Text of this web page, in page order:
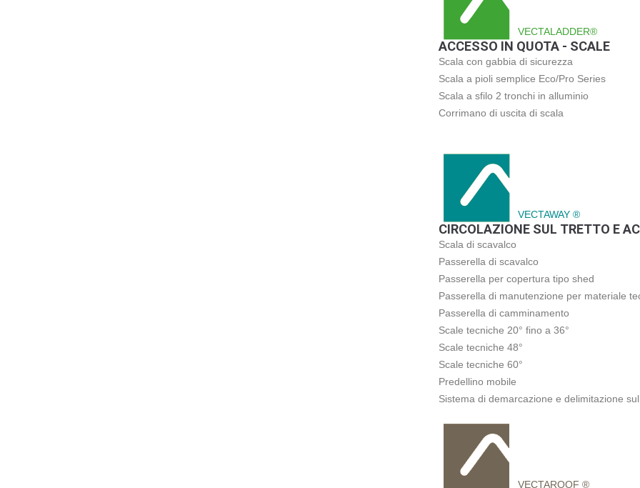
VECTALADDER®
ACCESSO IN QUOTA - SCALE
Scala con gabbia di sicurezza
Scala a pioli semplice Eco/Pro Series
Scala a sfilo 2 tronchi in alluminio
Corrimano di uscita di scala
VECTAWAY ®
CIRCOLAZIONE SUL TRETTO E
Scala di scavalco
Passerella di scavalco
Passerella per copertura tipo shed
Passerella di manutenzione per materiale
Passerella di camminamento
Scale tecniche 20° fino a 36°
Scale tecniche 48°
Scale tecniche 60°
Predellino mobile
Sistema di demarcazione e delimitazione
VECTAROOF ®